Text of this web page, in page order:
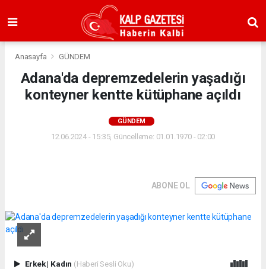
Anasayfa GÜNDEM
Adana'da depremzedelerin yaşadığı
konteyner kentte kütüphane açıldı
GÜNDEM
12.06.2024 - 15:35, Güncelleme: 01.01.1970 - 02:00
ABONE OL
Erkek| Kadın (Haberi Sesli Oku)